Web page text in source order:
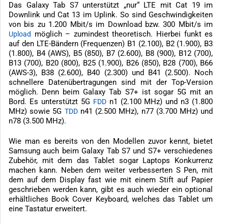
Das Galaxy Tab S7 unterstützt „nur“ LTE mit Cat 19 im
Downlink und Cat 13 im Uplink. So sind Geschwindigkeiten
von bis zu 1.200 Mbit/s im Download bzw. 300 Mbit/s im
Upload möglich – zumindest theoretisch. Hierbei funkt es
auf den LTE-Bändern (Frequenzen) B1 (2.100), B2 (1.900), B3
(1.800), B4 (AWS), B5 (850), B7 (2.600), B8 (900), B12 (700),
B13 (700), B20 (800), B25 (1.900), B26 (850), B28 (700), B66
(AWS-3), B38 (2.600), B40 (2.300) und B41 (2.500). Noch
schnellere Datenübertragungen sind mit der Top-Version
möglich. Denn beim Galaxy Tab S7+ ist sogar 5G mit an
Bord. Es unterstützt 5G FDDn1 (2.100 MHz) und n3 (1.800
MHz) sowie 5G TDDn41 (2.500 MHz), n77 (3.700 MHz) und
n78 (3.500 MHz).
Wie man es bereits von den Modellen zuvor kennt, bietet
Samsung auch beim Galaxy Tab S7 und S7+ verschiedenes
Zubehör, mit dem das Tablet sogar Laptops Konkurrenz
machen kann. Neben dem weiter verbesserten S Pen, mit
dem auf dem Display fast wie mit einem Stift auf Papier
geschrieben werden kann, gibt es auch wieder ein optional
erhältliches Book Cover Keyboard, welches das Tablet um
eine Tastatur erweitert.